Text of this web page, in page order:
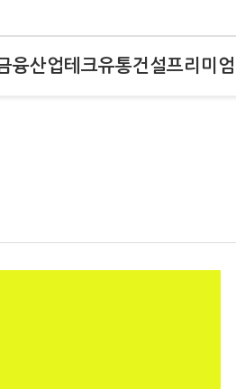
융산업테크유통건설프리미엄